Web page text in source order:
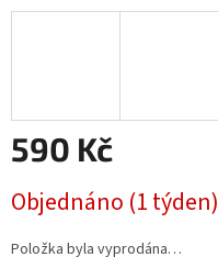
590 Kč
cena:
Objednáno (1 týden)
Položka byla vyprodána…